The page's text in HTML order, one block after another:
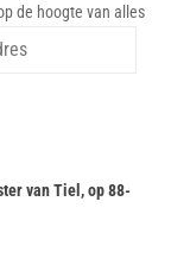
de hoogte van alles
van Tiel, op 88-